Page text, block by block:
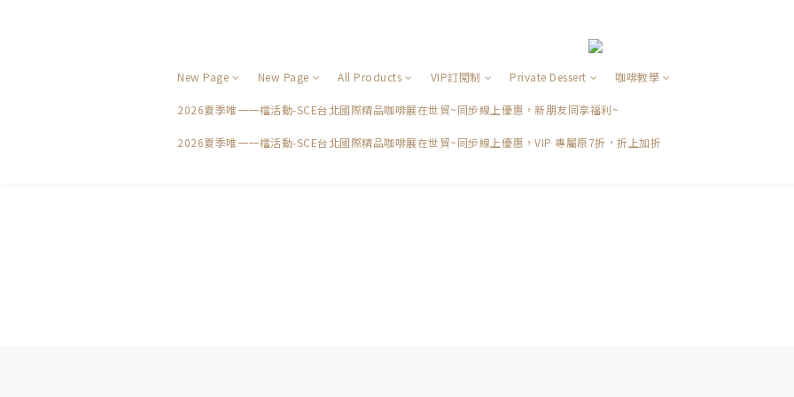
New Page New Page All Products VIP訂閱制 Private Dessert 咖啡教學
2026夏季唯一一檔活動-SCE台北國際精品咖啡展在世貿~同步線上優惠，新朋友同享福利~
2026夏季唯一一檔活動-SCE台北國際精品咖啡展在世貿~同步線上優惠，VIP 專屬原7折，折上加折